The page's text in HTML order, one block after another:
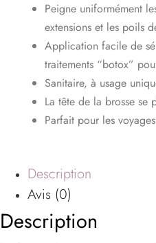
Peigne uniformément
extensions et les poils
Application facile de
traitements “botox”
Sanitaire, à usage
La tête de la brosse se
Parfait pour les
Description
Avis (0)
Description